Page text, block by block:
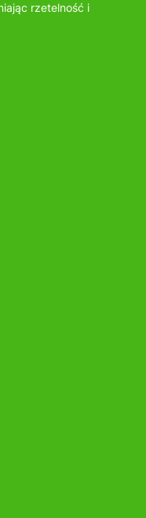
rzetelność i